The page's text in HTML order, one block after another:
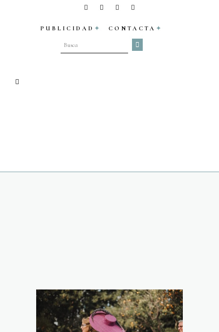
PUBLICIDAD CONTACTA